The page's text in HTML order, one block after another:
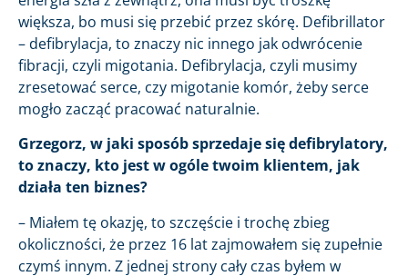
większa, bo musi się przebić przez skórę. Defibrillator
– defibrylacja, to znaczy nic innego jak odwrócenie
fibracji, czyli migotania. Defibrylacja, czyli musimy
zresetować serce, czy migotanie komór, żeby serce
mogło zacząć pracować naturalnie.
Grzegorz, w jaki sposób sprzedaje się defibrylatory,
to znaczy, kto jest w ogóle twoim klientem, jak
działa ten biznes?
– Miałem tę okazję, to szczęście i trochę zbieg
okoliczności, że przez 16 lat zajmowałem się zupełnie
czymś innym. Z jednej strony cały czas byłem w